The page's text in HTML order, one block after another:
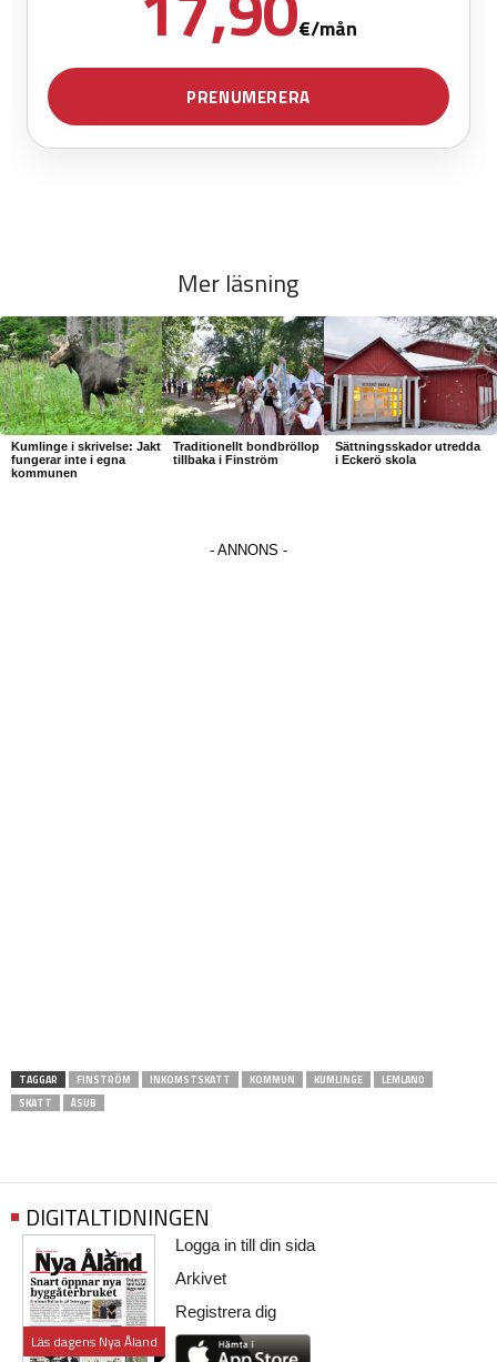
Mer läsning
Kumlinge i skrivelse: Jakt
fungerar inte i egna
kommunen
Traditionellt bondbröllop
tillbaka i Finström
Sättningsskador utredda
i Eckerö skola
TAGGAR FINSTRÖM INKOMSTSKATT KOMMUN KUMLINGE
LEMLAND
SKATT
ÅSUB
DIGITALTIDNINGEN
Läs dagens Nya Åland
Logga in till din sida
Arkivet
Registrera dig